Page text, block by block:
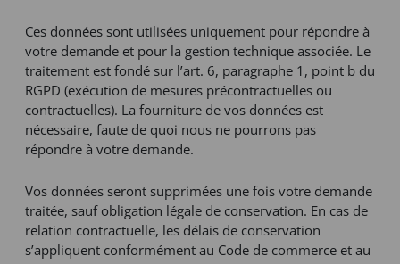
Ces données sont utilisées uniquement pour répondre à
votre demande et pour la gestion technique associée. Le
traitement est fondé sur l’art. 6, paragraphe 1, point b du
RGPD (exécution de mesures précontractuelles ou
contractuelles). La fourniture de vos données est
nécessaire, faute de quoi nous ne pourrons pas
répondre à votre demande.
Vos données seront supprimées une fois votre demande
traitée, sauf obligation légale de conservation. En cas de
relation contractuelle, les délais de conservation
s’appliquent conformément au Code de commerce et au